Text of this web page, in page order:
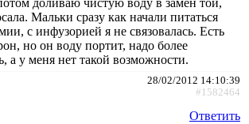
Мальки сразу как начали питаться
с инфузорией я не связовалась. Есть
но он воду портит, надо более
а у меня нет такой возможности.
28/02/2012 14:10:39
#1582464
Ответить